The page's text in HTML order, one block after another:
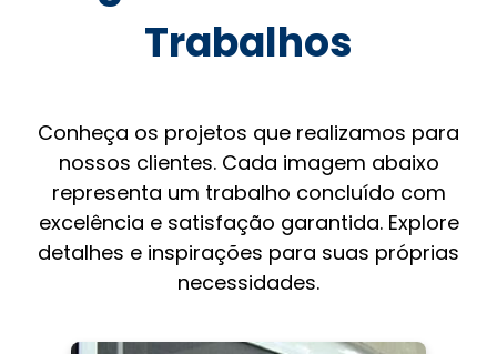
Trabalhos
Conheça os projetos que realizamos para
nossos clientes. Cada imagem abaixo
representa um trabalho concluído com
excelência e satisfação garantida. Explore
detalhes e inspirações para suas próprias
necessidades.